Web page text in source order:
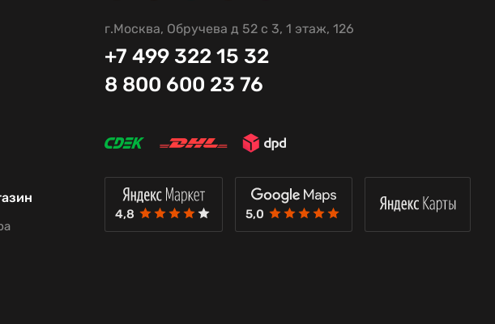
г.Москва, Обручева д 52 с 3, 1 этаж, 126
+7 499 322 15 32
8 800 600 23 76
4,8 5,0